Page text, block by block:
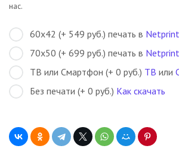
нас.
60х42 (+ 549 руб.) печать в Netprint
70х50 (+ 699 руб.) печать в Netprint
ТВ или Смартфон (+ 0 руб.) ТВ или
Без печати (+ 0 руб.) Как скачать